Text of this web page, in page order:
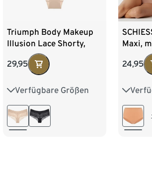
Triumph Body Makeup
Illusion Lace Shorty,
nude beige
29,95
Verfügbare Größen
38 40 42 44
46
Maxi,
24,95
36